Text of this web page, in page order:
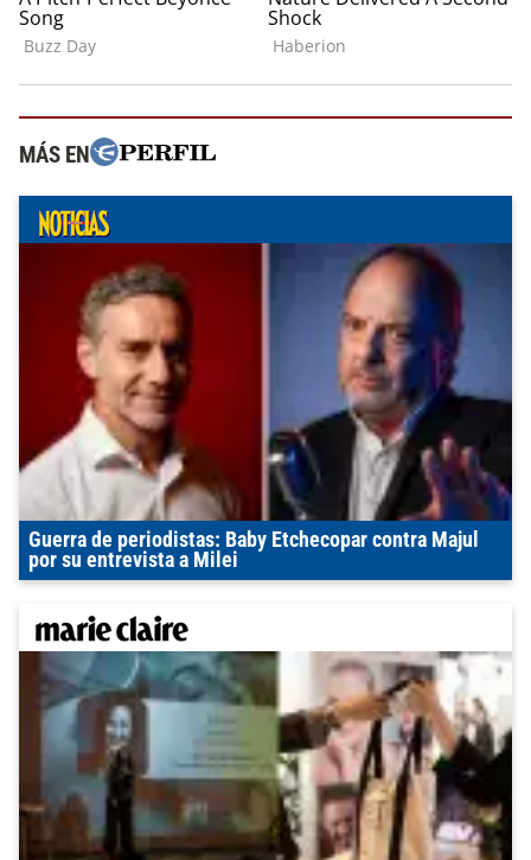
MÁS EN
Guerra de periodistas: Baby Etchecopar contra Majul
por su entrevista a Milei